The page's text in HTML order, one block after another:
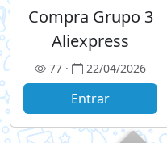
Compra Grupo 3
Aliexpress
77 · 22/04/2026
Entrar